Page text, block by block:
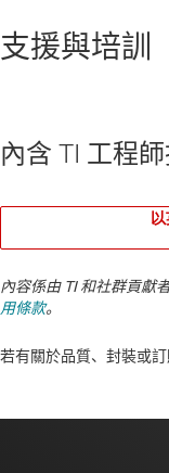
支援與培訓
內含 TI 工程
內容係由 TI 和社群貢獻
用條款。
若有關於品質、封裝或